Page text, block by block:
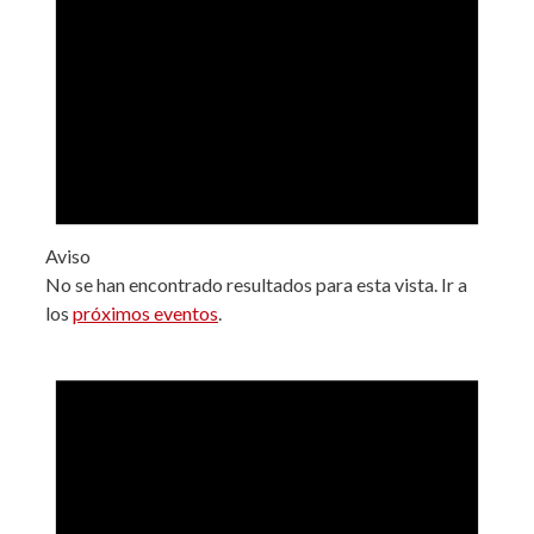
Aviso
No se han encontrado resultados para esta vista. Ir a
los próximos eventos.